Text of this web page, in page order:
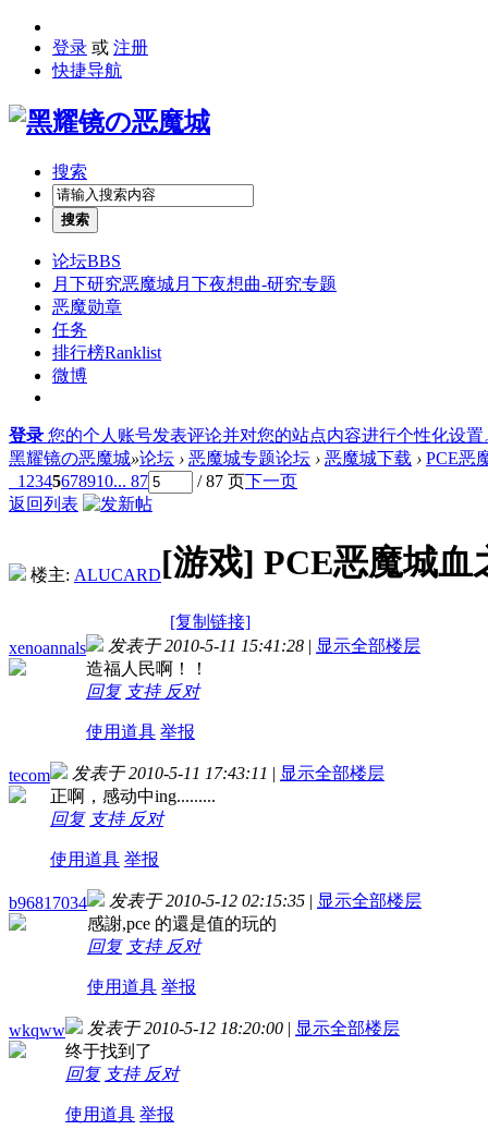
登录 或 注册
快捷导航
搜索
搜索
论坛BBS
月下研究恶魔城月下夜想曲-研究专题
恶魔勋章
任务
排行榜Ranklist
微博
登录 您的个人账号发表评论并对您的站点内容进行个性化设置
黑耀镜の恶魔城»论坛 › 恶魔城专题论坛 › 恶魔城下载 › PCE恶
1 2345678910... 87 / 87 页下一页
返回列表
楼主: ALUCARD[游戏] PCE恶魔城血
[复制链接]
xenoannals
发表于 2010-5-11 15:41:28 | 显示全部楼层
造福人民啊！！
回复 支持 反对
使用道具 举报
tecom 发表于 2010-5-11 17:43:11 | 显示全部楼层
正啊，感动中ing.........
回复 支持 反对
使用道具 举报
b96817034 发表于 2010-5-12 02:15:35 | 显示全部楼层
感謝,pce 的還是值的玩的
回复 支持 反对
使用道具 举报
wkqww 发表于 2010-5-12 18:20:00 | 显示全部楼层
终于找到了
回复 支持 反对
使用道具 举报